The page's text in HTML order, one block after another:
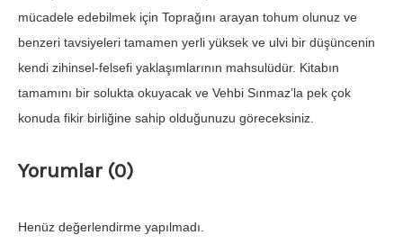
mücadele edebilmek için Toprağını arayan tohum olunuz ve
benzeri tavsiyeleri tamamen yerli yüksek ve ulvi bir düşüncenin
kendi zihinsel-felsefi yaklaşımlarının mahsulüdür. Kitabın
tamamını bir solukta okuyacak ve Vehbi Sınmaz’la pek çok
konuda fikir birliğine sahip olduğunuzu göreceksiniz.
Yorumlar (0)
Henüz değerlendirme yapılmadı.